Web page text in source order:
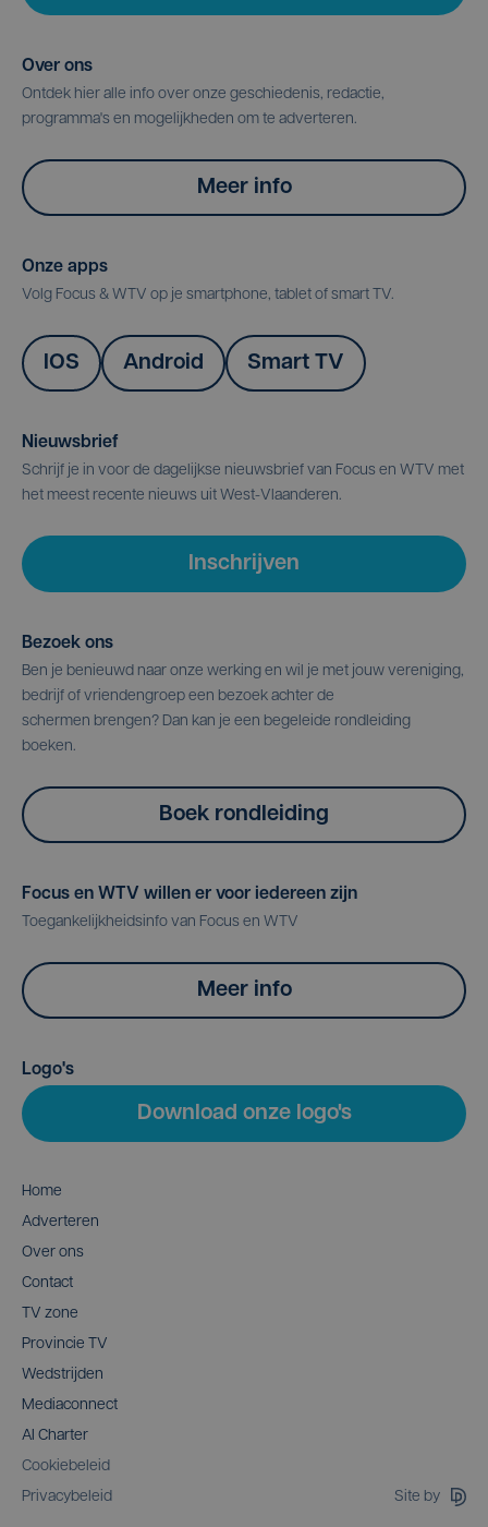
Over ons
Ontdek hier alle info over onze geschiedenis, redactie,
programma's en mogelijkheden om te adverteren.
Meer info
Onze apps
Volg Focus & WTV op je smartphone, tablet of smart TV.
IOS Android Smart TV
Nieuwsbrief
Schrijf je in voor de dagelijkse nieuwsbrief van Focus en WTV met
het meest recente nieuws uit West-Vlaanderen.
Inschrijven
Bezoek ons
Ben je benieuwd naar onze werking en wil je met jouw vereniging,
bedrijf of vriendengroep een bezoek achter de
schermen brengen? Dan kan je een begeleide rondleiding
boeken.
Boek rondleiding
Focus en WTV willen er voor iedereen zijn
Toegankelijkheidsinfo van Focus en WTV
Meer info
Logo's
Download onze logo's
Home
Adverteren
Over ons
Contact
TV zone
Provincie TV
Wedstrijden
Mediaconnect
AI Charter
Cookiebeleid
Privacybeleid
Site by